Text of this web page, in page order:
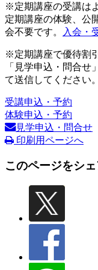
※定期講座の受講は
定期講座の体験、公
会不要です。
入会・
※定期講座で優待割
「見学申込・問合せ
て送信してください。
受講申込・予約
体験申込・予約
見学申込・問合せ
印刷用ページへ
このページをシ